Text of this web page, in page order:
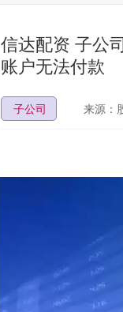
信达配资 子公
账户无法付款
子公司 来源：